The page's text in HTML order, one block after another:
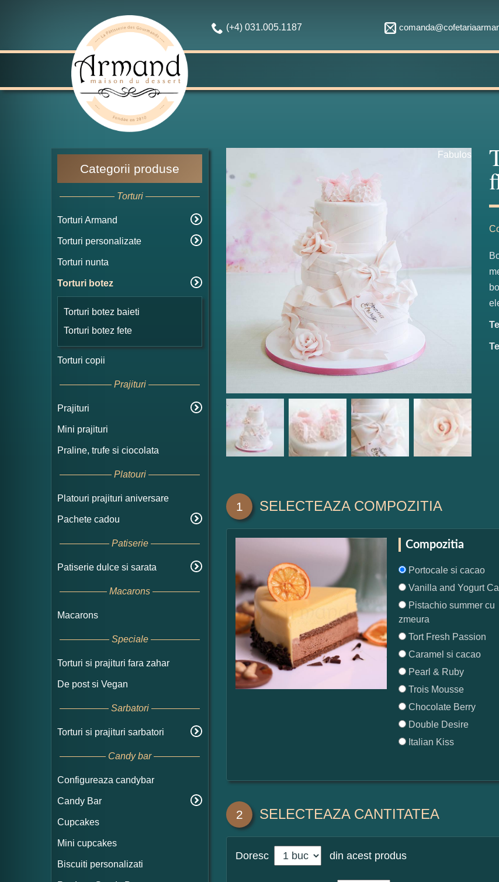
(+4) 031.005.1187
Categorii produse
Torturi
Torturi Armand
Torturi personalizate
Torturi nunta
Torturi botez
Torturi botez baieti
Torturi botez fete
Torturi copii
Prajituri
Prajituri
Mini prajituri
Praline, trufe si ciocolata
Platouri
Platouri prajituri aniversare
Pachete cadou
Patiserie
Patiserie dulce si sarata
Macarons
Macarons
Speciale
Torturi si prajituri fara zahar
De post si Vegan
Sarbatori
Torturi si prajituri sarbatori
Candy bar
Configureaza candybar
Candy Bar
Cupcakes
Mini cupcakes
Biscuiti personalizati
Fabulos
1 SELECTEAZA COMPOZITIA
Compozitia
Portocale si cacao
Vanilla and Yogurt
Pistachio summer cu
zmeura
Tort Fresh Passion
Caramel si cacao
Pearl & Ruby
Trois Mousse
Chocolate Berry
Double Desire
Italian Kiss
2 SELECTEAZA CANTITATEA
Doresc din acest produs